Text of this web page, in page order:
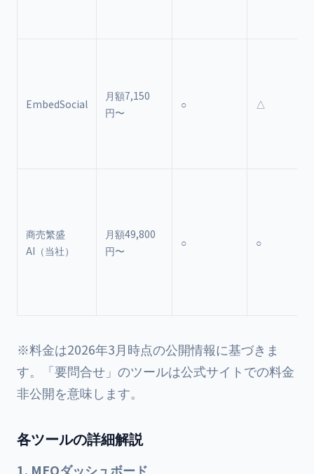
EmbedSocial
月額7,150
円〜
○ △
商売繁盛
AI（当社）
月額49,800
円〜
○ ○
※料金は2026年3月時点の公開情報に基づきま
す。「要問合せ」のツールは公式サイトでの料金
非公開を意味します。
各ツールの詳細解説
1. MEOダッシュボード